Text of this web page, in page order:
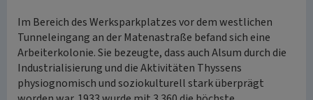
Im Bereich des Werksparkplatzes vor dem westlichen
Tunneleingang an der Matenastraße befand sich eine
Arbeiterkolonie. Sie bezeugte, dass auch Alsum durch die
Industrialisierung und die Aktivitäten Thyssens
physiognomisch und soziokulturell stark überprägt